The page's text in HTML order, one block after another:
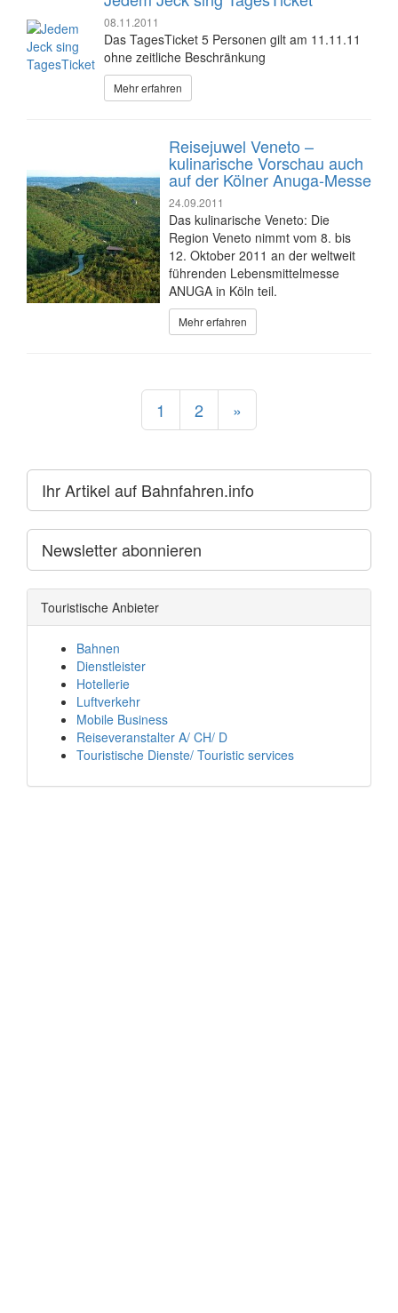
08.11.2011
Das TagesTicket 5 Personen gilt am 11.11.11
ohne zeitliche Beschränkung
Mehr erfahren
Reisejuwel Veneto –
kulinarische Vorschau auch
auf der Kölner Anuga-Messe
24.09.2011
Das kulinarische Veneto: Die
Region Veneto nimmt vom 8. bis
12. Oktober 2011 an der weltweit
führenden Lebensmittelmesse
ANUGA in Köln teil.
Mehr erfahren
1 2 »
Ihr Artikel auf Bahnfahren.info
Newsletter abonnieren
Touristische Anbieter
Bahnen
Dienstleister
Hotellerie
Luftverkehr
Mobile Business
Reiseveranstalter A/ CH/ D
Touristische Dienste/ Touristic services